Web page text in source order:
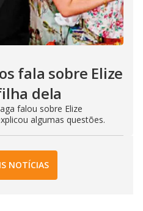
fala sobre Elize
dela
falou sobre Elize
algumas questões.
NOTÍCIAS